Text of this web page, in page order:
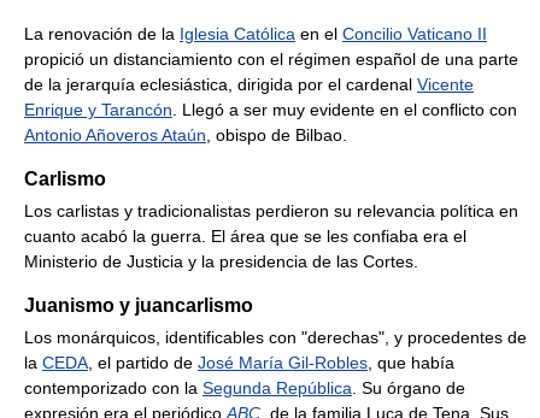
La renovación de la Iglesia Católica en el Concilio Vaticano II
propició un distanciamiento con el régimen español de una parte
de la jerarquía eclesiástica, dirigida por el cardenal Vicente
Enrique y Tarancón . Llegó a ser muy evidente en el conflicto con
Antonio Añoveros Ataún , obispo de Bilbao.
Carlismo
Los carlistas y tradicionalistas perdieron su relevancia política en
cuanto acabó la guerra. El área que se les confiaba era el
Ministerio de Justicia y la presidencia de las Cortes.
Juanismo y juancarlismo
Los monárquicos, identificables con "derechas", y procedentes de
la CEDA , el partido de José María Gil-Robles , que había
contemporizado con la Segunda República . Su órgano de
expresión era el periódico ABC , de la familia Luca de Tena. Sus